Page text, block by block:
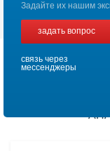
Задайте их нашим
задать вопрос
связь через
мессенджеры